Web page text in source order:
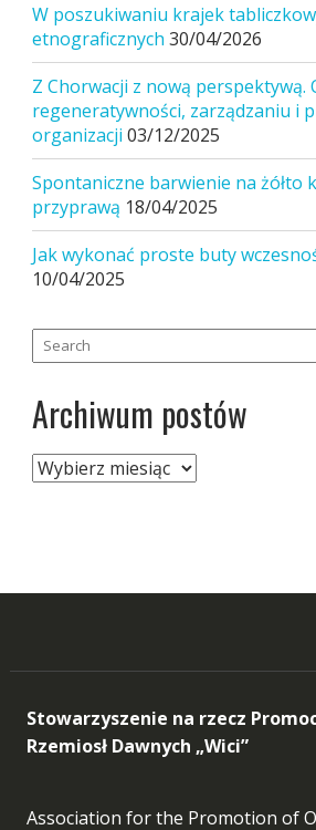
W poszukiwaniu krajek
etnograficznych 30/04/2026
Z Chorwacji z nową perspektywą.
regeneratywności, zarządzaniu i
organizacji 03/12/2025
Spontaniczne barwienie na żółto
przyprawą 18/04/2025
Jak wykonać proste buty
10/04/2025
Archiwum postów
Archiwum
postów
Stowarzyszenie na rzecz
Rzemiosł Dawnych „Wici”
Association for the Promotion of